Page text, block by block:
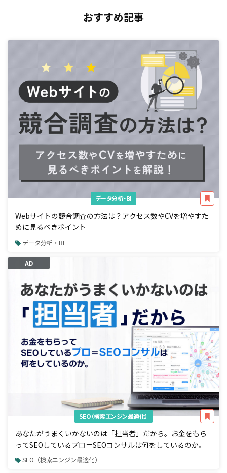
おすすめ記事
データ分析・BI
Webサイトの競合調査の方法は？アクセス数やCVを増やすた
めに見るべきポイント
データ分析・BI
AD
SEO（検索エンジン最適化）
あなたがうまくいかないのは「担当者」だから。お金をもら
ってSEOしているプロ＝SEOコンサルは何をしているのか。
SEO（検索エンジン最適化）